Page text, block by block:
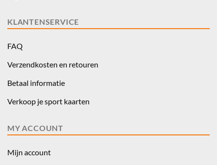
KLANTENSERVICE
FAQ
Verzendkosten en retouren
Betaal informatie
Verkoop je sport kaarten
MY ACCOUNT
Mijn account